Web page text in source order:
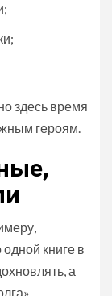
здесь время
героям.
книге в
а